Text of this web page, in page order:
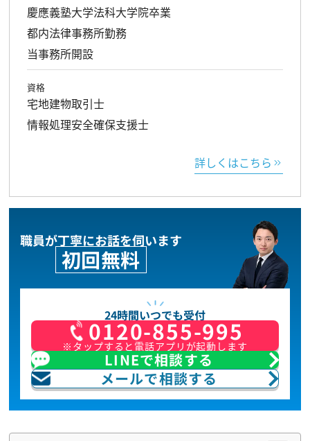
慶應義塾大学法科大学院卒業
都内法律事務所勤務
当事務所開設
資格
宅地建物取引士
情報処理安全確保支援士
詳しくはこちら
職員が丁寧にお話を伺います
初回無料
24時間いつでも受付
0120-855-995
※タップすると電話アプリが起動します
LINEで相談する
メールで相談する